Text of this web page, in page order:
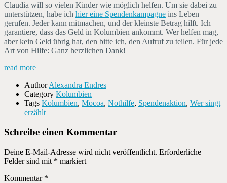
Claudia will so vielen Kinder wie möglich helfen. Um sie dabei zu
unterstützen, habe ich hier eine Spendenkampagne ins Leben
gerufen. Jeder kann mitmachen, und der kleinste Betrag hilft. Ich
garantiere, dass das Geld in Kolumbien ankommt. Wer helfen mag,
aber kein Geld übrig hat, den bitte ich, den Aufruf zu teilen. Für jede
Art von Hilfe: Ganz herzlichen Dank!
read more
Author Alexandra Endres
Category Kolumbien
Tags Kolumbien, Mocoa, Nothilfe, Spendenaktion, Wer singt
erzählt
Schreibe einen Kommentar
Deine E-Mail-Adresse wird nicht veröffentlicht. Erforderliche
Felder sind mit * markiert
Kommentar *